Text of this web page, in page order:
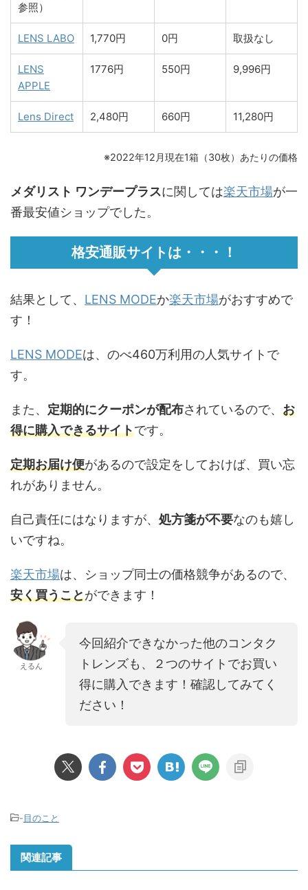
参照）
LENS LABO 1,770円 0円 取扱なし
LENS
APPLE
1776円 550円 9,996円
Lens Direct 2,480円 660円 11,280円
※2022年12月現在1箱（30枚）あたりの価格
メダリスト ワンデープラスに関しては楽天市場が一
番最安値ショップでした。
格安通販サイトは・・・！
結果として、 LENS MODEか楽天市場がおすすめで
す！
LENS MODEは、のべ460万利用の人気サイトで
す。
また、 定期的にクーポンが配布されているので、 お
得に購入できるサイトです。
定期お届け便があるので設定をしておけば、買い忘
れがありません。
自己責任にはなりますが、 処方箋が不要なのも嬉し
いですね。
楽天市場は、ショップ同士の価格競争があるので、
安く買うことができます！
えるん
今回紹介できなかった他のコンタク
トレンズも、２つのサイトでお買い
得に購入できます！確認してみてく
ださい！
-目のこと
関連記事